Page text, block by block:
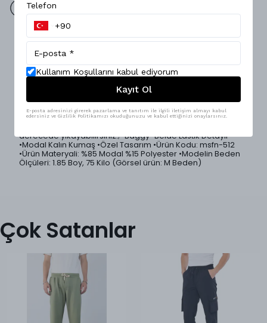
14 gün içinde iade değişim
Ürün Açıklaması
Hafifliği ve yumuşak dokusuyla öne çıkan bu özel tasarım
Pantolon, Kendine özgü deseninin benzersiz hissini yaşatır.;
Belde Lastik ve kordon tasarımı, klasik ve modern tarzı
harmanlarken, rahat kesimiyle özgürce hareket etmeni ve
premium hissetmeni sağlar.; 4 farklı renk seçeneği ile
geniş kombin imkanı sunar.; •Ürünlerimiz Mesfeno markası
tarafından Türkiye'de özenle üretilmiştir.; •Ürün yıkama
derecede yıkayabilirsiniz.; •Baggy •Belde Lastik Detaylı
•Modal Kalın Kumaş •Özel Tasarım •Ürün Kodu: msfn-512
•Ürün Materyali: %85 Modal %15 Polyester •Modelin Beden
Ölçüleri: 1.85 Boy, 75 Kilo (Görsel ürün: M Beden)
Çok Satanlar
Telefon
Kullanım Koşullarını kabul ediyorum
Kayıt Ol
E-posta adresinizi girerek pazarlama ve tanıtım ile ilgili iletişim almayı kabul
edersiniz ve Gizlilik Politikamızı okuduğunuzu ve kabul ettiğinizi onaylarsınız.